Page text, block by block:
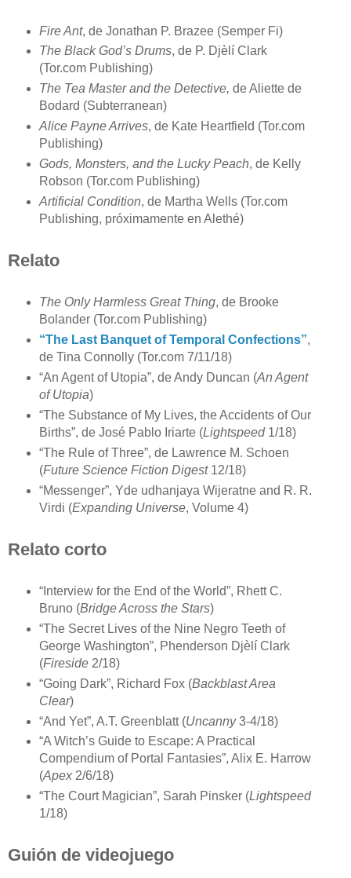
Fire Ant, de Jonathan P. Brazee (Semper Fi)
The Black God’s Drums, de P. Djèlí Clark
(Tor.com Publishing)
The Tea Master and the Detective, de Aliette de
Bodard (Subterranean)
Alice Payne Arrives, de Kate Heartfield (Tor.com
Publishing)
Gods, Monsters, and the Lucky Peach, de Kelly
Robson (Tor.com Publishing)
Artificial Condition, de Martha Wells (Tor.com
Publishing, próximamente en Alethé)
Relato
The Only Harmless Great Thing, de Brooke
Bolander (Tor.com Publishing)
“The Last Banquet of Temporal Confections”,
de Tina Connolly (Tor.com 7/11/18)
“An Agent of Utopia”, de Andy Duncan (An Agent
of Utopia)
“The Substance of My Lives, the Accidents of Our
Births”, de José Pablo Iriarte (Lightspeed 1/18)
“The Rule of Three”, de Lawrence M. Schoen
(Future Science Fiction Digest12/18)
“Messenger”, Yde udhanjaya Wijeratne and R. R.
Virdi (Expanding Universe, Volume 4)
Relato corto
“Interview for the End of the World”, Rhett C.
Bruno (Bridge Across the Stars)
“The Secret Lives of the Nine Negro Teeth of
George Washington”, Phenderson Djèlí Clark
(Fireside 2/18)
“Going Dark”, Richard Fox (Backblast Area
Clear)
“And Yet”, A.T. Greenblatt (Uncanny3-4/18)
“A Witch’s Guide to Escape: A Practical
Compendium of Portal Fantasies”, Alix E. Harrow
(Apex2/6/18)
“The Court Magician”, Sarah Pinsker (Lightspeed
1/18)
Guión de videojuego